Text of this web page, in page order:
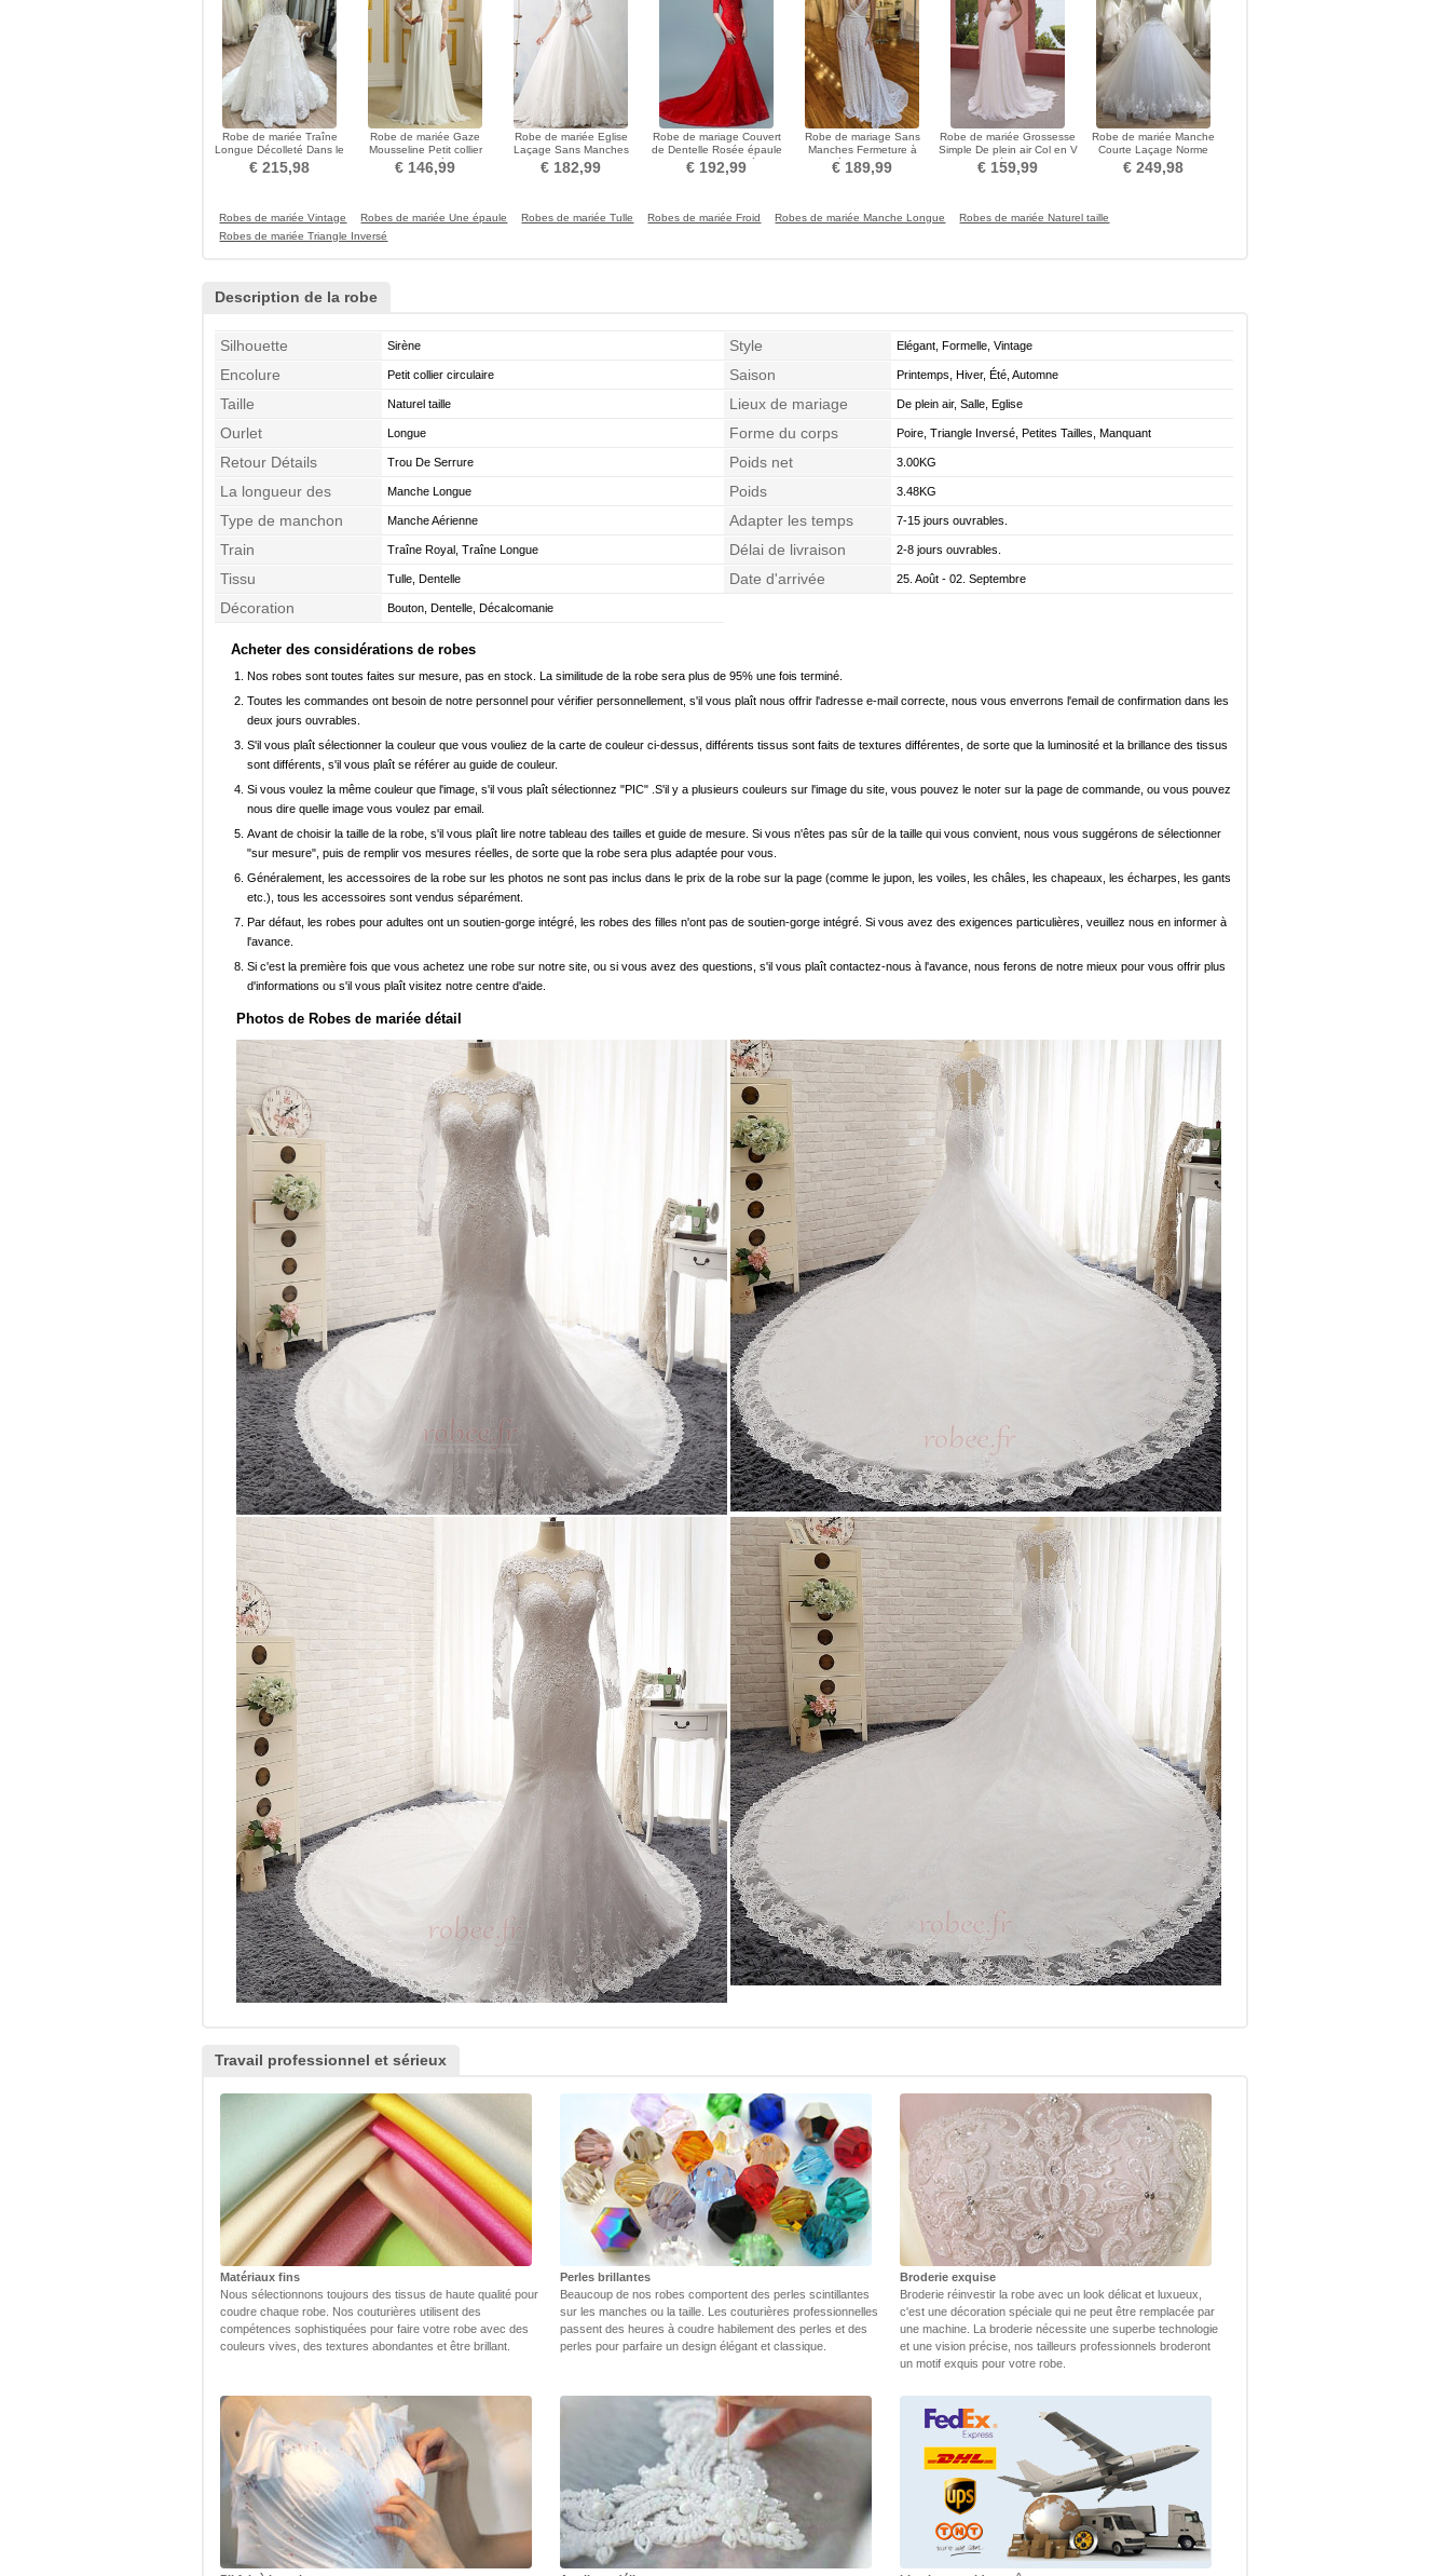
Robe de mariée Traîne
Longue Décolleté Dans le
Dos Naturel taille
€ 215,98
Robe de mariée Gaze
Mousseline Petit collier
circulaire Elégant
€ 146,99
Robe de mariée Eglise
Laçage Sans Manches
aligne Formelle Perle
€ 182,99
Robe de mariage Couvert
de Dentelle Rosée épaule
Triangle Inversé
€ 192,99
Robe de mariage Sans
Manches Fermeture à
glissière Sexy Poire
€ 189,99
Robe de mariée Grossesse
Simple De plein air Col en V
Foncé Dos nu
€ 159,99
Robe de mariée Manche
Courte Laçage Norme
Mancheron A-ligne Dentelle
€ 249,98
Robes de mariée Vintage Robes de mariée Une épaule Robes de mariée Tulle Robes de mariée Froid Robes de mariée Manche Longue
Robes de mariée Naturel taille
Robes de mariée Triangle Inversé
Description de la robe
Silhouette Sirène Style Elégant, Formelle, Vintage
Encolure Petit collier circulaire Saison Printemps, Hiver, Été, Automne
Taille Naturel taille Lieux de mariage De plein air, Salle, Eglise
Ourlet Longue Forme du corps Poire, Triangle Inversé, Petites Tailles, Manquant
Retour Détails Trou De Serrure Poids net 3.00KG
La longueur des
manches
Manche Longue Poids 3.48KG
Type de manchon Manche Aérienne Adapter les temps 7-15 jours ouvrables.
Train Traîne Royal, Traîne Longue Délai de livraison 2-8 jours ouvrables.
Tissu Tulle, Dentelle Date d'arrivée 25. Août - 02. Septembre
Décoration Bouton, Dentelle, Décalcomanie
Acheter des considérations de robes
Nos robes sont toutes faites sur mesure, pas en stock. La similitude de la robe sera plus de 95% une fois terminé.
Toutes les commandes ont besoin de notre personnel pour vérifier personnellement, s'il vous plaît nous offrir l'adresse e-mail correcte, nous vous enverrons l'email de confirmation dans les
deux jours ouvrables.
S'il vous plaît sélectionner la couleur que vous vouliez de la carte de couleur ci-dessus, différents tissus sont faits de textures différentes, de sorte que la luminosité et la brillance des tissus
sont différents, s'il vous plaît se référer au guide de couleur.
Si vous voulez la même couleur que l'image, s'il vous plaît sélectionnez "PIC" .S'il y a plusieurs couleurs sur l'image du site, vous pouvez le noter sur la page de commande, ou vous pouvez
nous dire quelle image vous voulez par email.
Avant de choisir la taille de la robe, s'il vous plaît lire notre tableau des tailles et guide de mesure. Si vous n'êtes pas sûr de la taille qui vous convient, nous vous suggérons de sélectionner
"sur mesure", puis de remplir vos mesures réelles, de sorte que la robe sera plus adaptée pour vous.
Généralement, les accessoires de la robe sur les photos ne sont pas inclus dans le prix de la robe sur la page (comme le jupon, les voiles, les châles, les chapeaux, les écharpes, les gants
etc.), tous les accessoires sont vendus séparément.
Par défaut, les robes pour adultes ont un soutien-gorge intégré, les robes des filles n'ont pas de soutien-gorge intégré. Si vous avez des exigences particulières, veuillez nous en informer à
l'avance.
Si c'est la première fois que vous achetez une robe sur notre site, ou si vous avez des questions, s'il vous plaît contactez-nous à l'avance, nous ferons de notre mieux pour vous offrir plus
d'informations ou s'il vous plaît visitez notre centre d'aide.
Photos de Robes de mariée détail
Travail professionnel et sérieux
Matériaux fins
Nous sélectionnons toujours des tissus de haute qualité pour
coudre chaque robe. Nos couturières utilisent des
compétences sophistiquées pour faire votre robe avec des
couleurs vives, des textures abondantes et être brillant.
Perles brillantes
Beaucoup de nos robes comportent des perles scintillantes
sur les manches ou la taille. Les couturières professionnelles
passent des heures à coudre habilement des perles et des
perles pour parfaire un design élégant et classique.
Broderie exquise
Broderie réinvestir la robe avec un look délicat et luxueux,
c'est une décoration spéciale qui ne peut être remplacée par
une machine. La broderie nécessite une superbe technologie
et une vision précise, nos tailleurs professionnels broderont
un motif exquis pour votre robe.